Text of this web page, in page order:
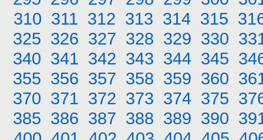
310 311 312 313 314 315
325 326 327 328 329 330
340 341 342 343 344 345
355 356 357 358 359 360
370 371 372 373 374 375
385 386 387 388 389 390